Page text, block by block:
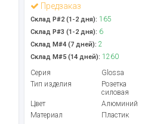
Предзаказ
Склад Р#2 (1-2 дня): 165
Склад Р#3 (1-2 дня): 6
Склад М#4 (7 дней): 2
Склад М#5 (14 дней): 1260
Серия
Glossa
Тип изделия
Розетка
силовая
Цвет
Алюминий
Материал
Пластик